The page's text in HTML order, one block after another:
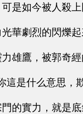
是如今被人殺
華劇烈的閃爍
雄鷹，被郭奇
這是什么意思，
的實力，就是